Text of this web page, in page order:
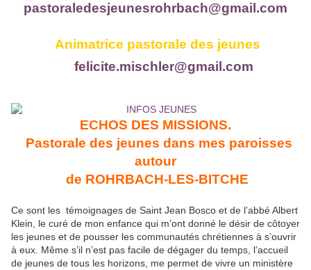
pastoraledesjeunesrohrbach@gmail.com
Animatrice pastorale des jeunes
felicite.mischler@gmail.com
ECHOS DES MISSIONS.
Pastorale des jeunes dans mes paroisses
autour
de ROHRBACH-LES-BITCHE
Ce sont les témoignages de Saint Jean Bosco et de l’abbé Albert
Klein, le curé de mon enfance qui m’ont donné le désir de côtoyer
les jeunes et de pousser les communautés chrétiennes à s’ouvrir
à eux. Même s’il n’est pas facile de dégager du temps, l’accueil
de jeunes de tous les horizons, me permet de vivre un ministère